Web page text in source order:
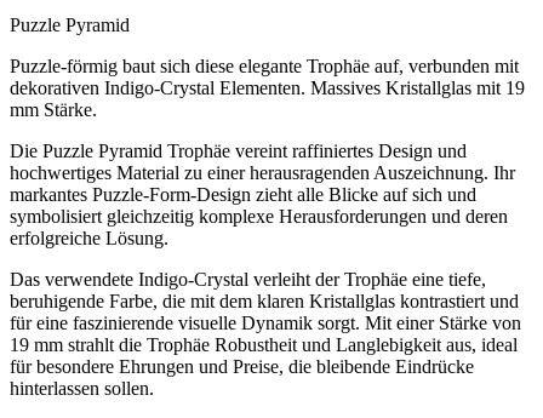
Puzzle Pyramid
Puzzle-förmig baut sich diese elegante Trophäe auf, verbunden mit
dekorativen Indigo-Crystal Elementen. Massives Kristallglas mit 19
mm Stärke.
Die Puzzle Pyramid Trophäe vereint raffiniertes Design und
hochwertiges Material zu einer herausragenden Auszeichnung. Ihr
markantes Puzzle-Form-Design zieht alle Blicke auf sich und
symbolisiert gleichzeitig komplexe Herausforderungen und deren
erfolgreiche Lösung.
Das verwendete Indigo-Crystal verleiht der Trophäe eine tiefe,
beruhigende Farbe, die mit dem klaren Kristallglas kontrastiert und
für eine faszinierende visuelle Dynamik sorgt. Mit einer Stärke von
19 mm strahlt die Trophäe Robustheit und Langlebigkeit aus, ideal
für besondere Ehrungen und Preise, die bleibende Eindrücke
hinterlassen sollen.